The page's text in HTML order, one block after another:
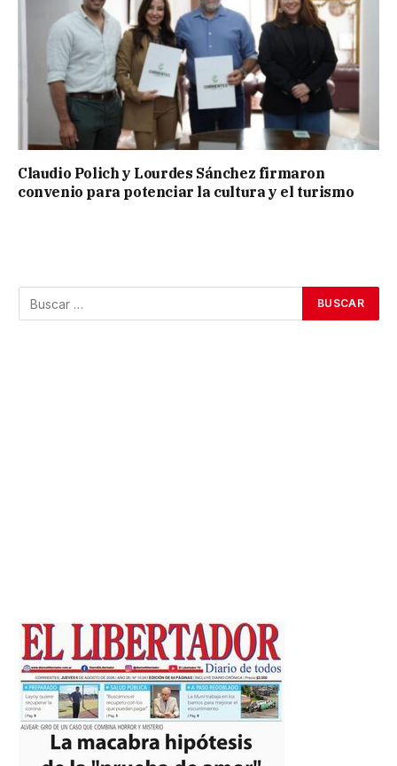
Claudio Polich y Lourdes Sánchez firmaron
convenio para potenciar la cultura y el turismo